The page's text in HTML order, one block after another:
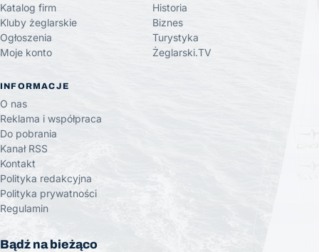
Katalog firm
Kluby żeglarskie
Ogłoszenia
Moje konto
Historia
Biznes
Turystyka
Żeglarski.TV
INFORMACJE
O nas
Reklama i współpraca
Do pobrania
Kanał RSS
Kontakt
Polityka redakcyjna
Polityka prywatności
Regulamin
Bądź na bieżąco